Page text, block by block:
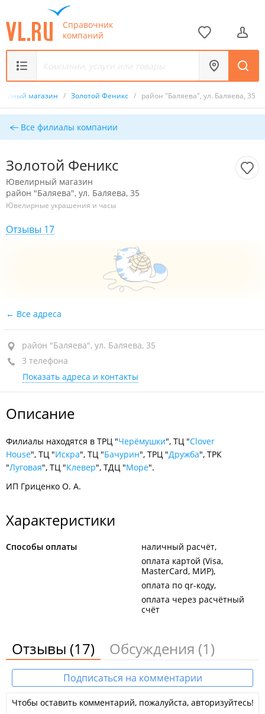
Справочник
компаний
магазин / Золотой Феникс / район "Баляева", ул. Баляева, 35
Все филиалы компании
Золотой Феникс
Ювелирный магазин
район "Баляева", ул. Баляева, 35
Ювелирные украшения и часы
Отзывы 17
Все адреса
район "Баляева", ул. Баляева, 35
3 телефона
Показать адреса и контакты
Описание
Филиалы находятся в ТРЦ "Черёмушки", ТЦ "Clover
House", ТЦ "Искра", ТЦ "Бачурин", ТРЦ "Дружба", ТРК
"Луговая", ТЦ "Клевер", ТДЦ "Море".
ИП Гриценко О. А.
Характеристики
Способы оплаты
наличный расчёт
оплата картой (Visa,
MasterCard, МИР)
оплата по qr-коду
оплата через расчётный
счёт
Отзывы (17) Обсуждения (1)
Подписаться на комментарии
Чтобы оставить комментарий, пожалуйста, авторизуйтесь!